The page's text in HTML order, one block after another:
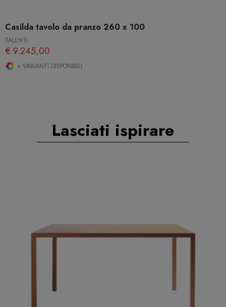
Casilda tavolo da pranzo 260 x 100
TALENTI
€ 9.245,00
+ VARIANTI DISPONIBILI
Lasciati ispirare